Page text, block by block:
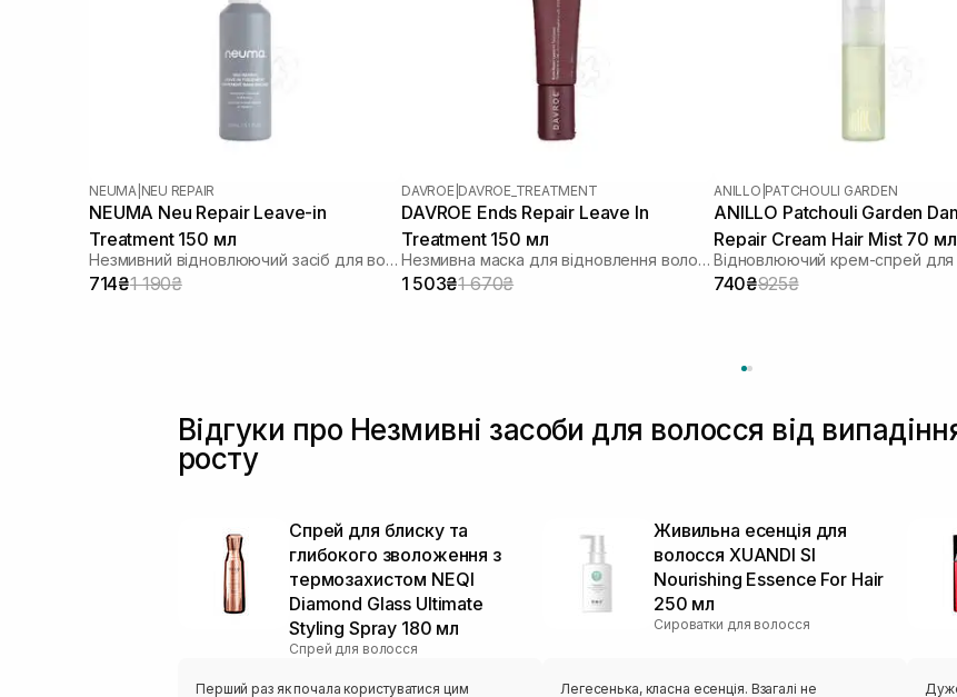
NEUMA NEU REPAIR
NEUMA Neu Repair Leave-in
Treatment 150 мл
Незмивний відновлюючий засіб для волосся
714₴1 190₴
DAVROE DAVROE_TREATMENT
DAVROE Ends Repair Leave In
Treatment 150 мл
Незмивна маска для відновлення волосся
1 503₴1 670₴
ANILLO PATCHOULI GARDEN
ANILLO Patchouli Garden
Repair Cream Hair Mist 70 мл
740₴925₴
Відгуки про Незмивні засоби для волосся від
росту
Спрей для блиску та
глибокого зволоження з
термозахистом NEQI
Diamond Glass Ultimate
Styling Spray 180 мл
Спрей для волосся
Перший раз як почала користуватися цим
Живильна есенція для
волосся XUANDI SI
Nourishing Essence For Hair
250 мл
Сироватки для волосся
Легесенька, класна есенція. Взагалі не